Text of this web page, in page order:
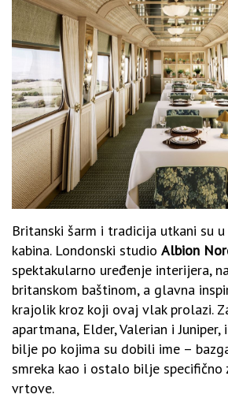
Britanski šarm i tradicija utkani su
kabina. Londonski studio Albion
spektakularno uređenje interijera,
britanskom baštinom, a glavna
krajolik kroz koji ovaj vlak prolazi.
apartmana, Elder, Valerian i
bilje po kojima su dobili ime –
smreka kao i ostalo bilje specifično
vrtove.